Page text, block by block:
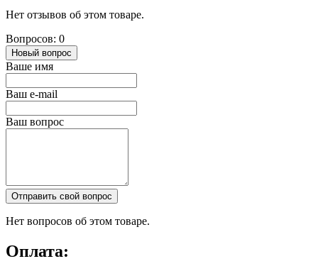
Нет отзывов об этом товаре.
Вопросов: 0
Новый вопрос
Ваше имя
Ваш e-mail
Ваш вопрос
Отправить свой вопрос
Нет вопросов об этом товаре.
Оплата: